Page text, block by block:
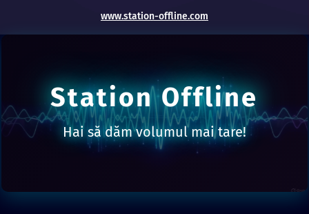
www.station-offline.com
Station Offline
Hai să dăm volumul mai tare!